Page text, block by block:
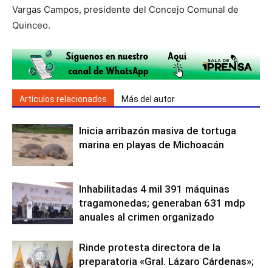
Vargas Campos, presidente del Concejo Comunal de
Quinceo.
Artículos relacionados Más del autor
Inicia arribazón masiva de tortuga
marina en playas de Michoacán
Inhabilitadas 4 mil 391 máquinas
tragamonedas; generaban 631 mdp
anuales al crimen organizado
Rinde protesta directora de la
preparatoria «Gral. Lázaro Cárdenas»;